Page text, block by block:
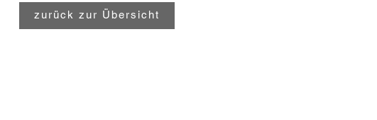
zurück zur Übersicht